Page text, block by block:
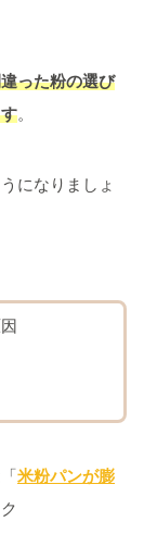
った粉の選び
。
になりましょ
米粉パンが膨